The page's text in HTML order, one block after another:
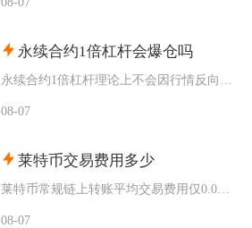
永续合约1倍杠杆会爆仓吗
08-07
莱特币交易费用多少
08-07